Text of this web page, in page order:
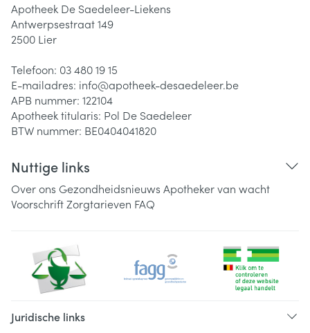
Apotheek De Saedeleer-Liekens
Antwerpsestraat 149
2500 Lier
Telefoon: 03 480 19 15
E-mailadres: info@apotheek-desaedeleer.be
APB nummer: 122104
Apotheek titularis: Pol De Saedeleer
BTW nummer: BE0404041820
Nuttige links
Over ons Gezondheidsnieuws Apotheker van wacht
VoorschriftZorgtarieven FAQ
Juridische links